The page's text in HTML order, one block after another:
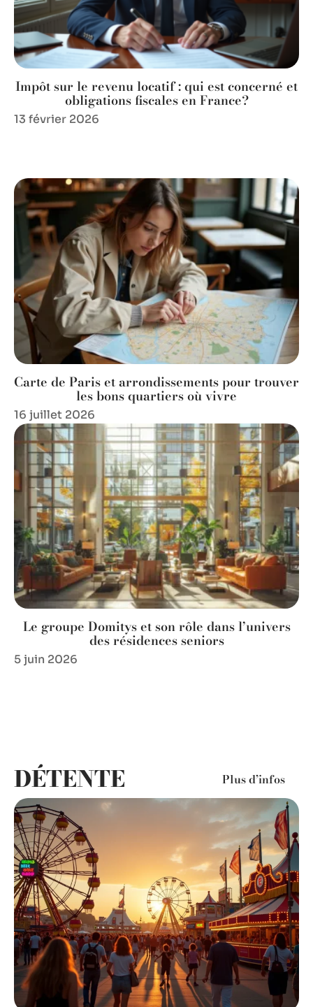
Carte de Paris et arrondissements pour trouver
les bons quartiers où vivre
16 juillet 2026
Le groupe Domitys et son rôle dans l’univers
des résidences seniors
5 juin 2026
Impôt sur le revenu locatif : qui est concerné et
obligations fiscales en France?
13 février 2026
DÉTENTE Plus d’infos